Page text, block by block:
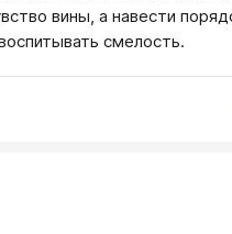
вины, а навести
смелость.